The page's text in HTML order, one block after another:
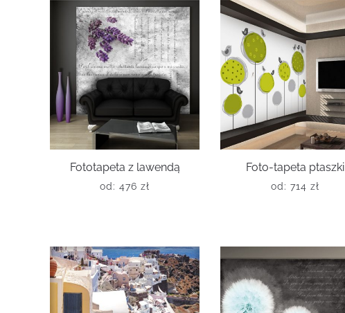
Fototapeta z lawendą
od: 476 zł
Foto-tapeta ptaszki
od: 714 zł